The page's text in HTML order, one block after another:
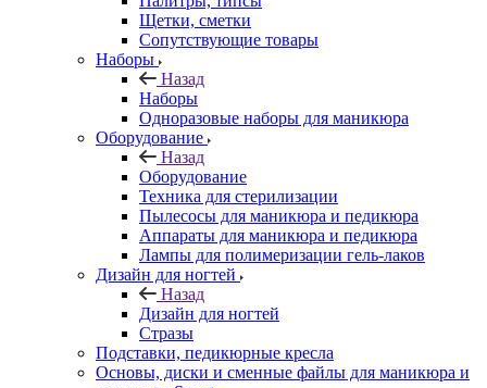
Щетки, сметки
Сопутствующие товары
Наборы
Назад
Наборы
Одноразовые наборы для маникюра
Оборудование
Назад
Оборудование
Техника для стерилизации
Пылесосы для маникюра и педикюра
Аппараты для маникюра и педикюра
Лампы для полимеризации гель-лаков
Дизайн для ногтей
Назад
Дизайн для ногтей
Стразы
Подставки, педикюрные кресла
Основы, диски и сменные файлы для маникюра и